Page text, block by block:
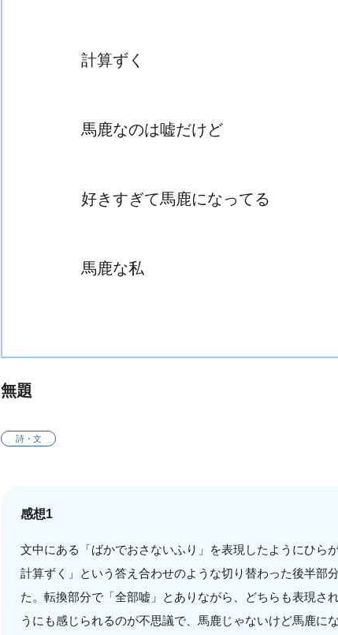
計算ずく
馬鹿なのは嘘だけど
好きすぎて馬鹿になってる
馬鹿な私
無題
詩・文
感想1
文中にある「ばかでおさないふり」を表現したようにひら
計算ずく」という答え合わせのような切り替わった後半部
た。転換部分で「全部嘘」とありながら、どちらも表現さ
うにも感じられるのが不思議で、馬鹿じゃないけど馬鹿に